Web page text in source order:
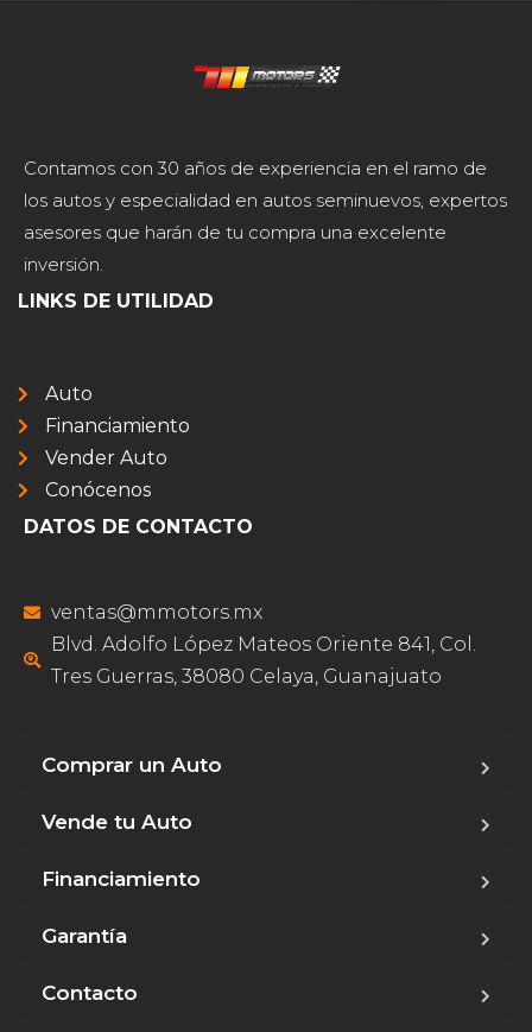
Contamos con 30 años de experiencia en el ramo de
los autos y especialidad en autos seminuevos, expertos
asesores que harán de tu compra una excelente
inversión.
LINKS DE UTILIDAD
Auto
Financiamiento
Vender Auto
Conócenos
DATOS DE CONTACTO
ventas@mmotors.mx
Blvd. Adolfo López Mateos Oriente 841, Col.
Tres Guerras, 38080 Celaya, Guanajuato
Comprar un Auto
Vende tu Auto
Financiamiento
Garantía
Contacto